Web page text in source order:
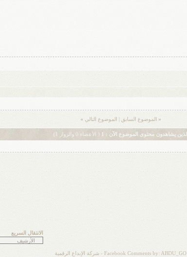
« الموضوع السابق الموضوع التالي »
الذين يشاهدون محتوى الموضوع الآن : 1 ( الأعضاء 0 والزوار 1)
الانتقال السريع
Facebook Comments by: ABDU_GO - شركة الإبداع الرقمية